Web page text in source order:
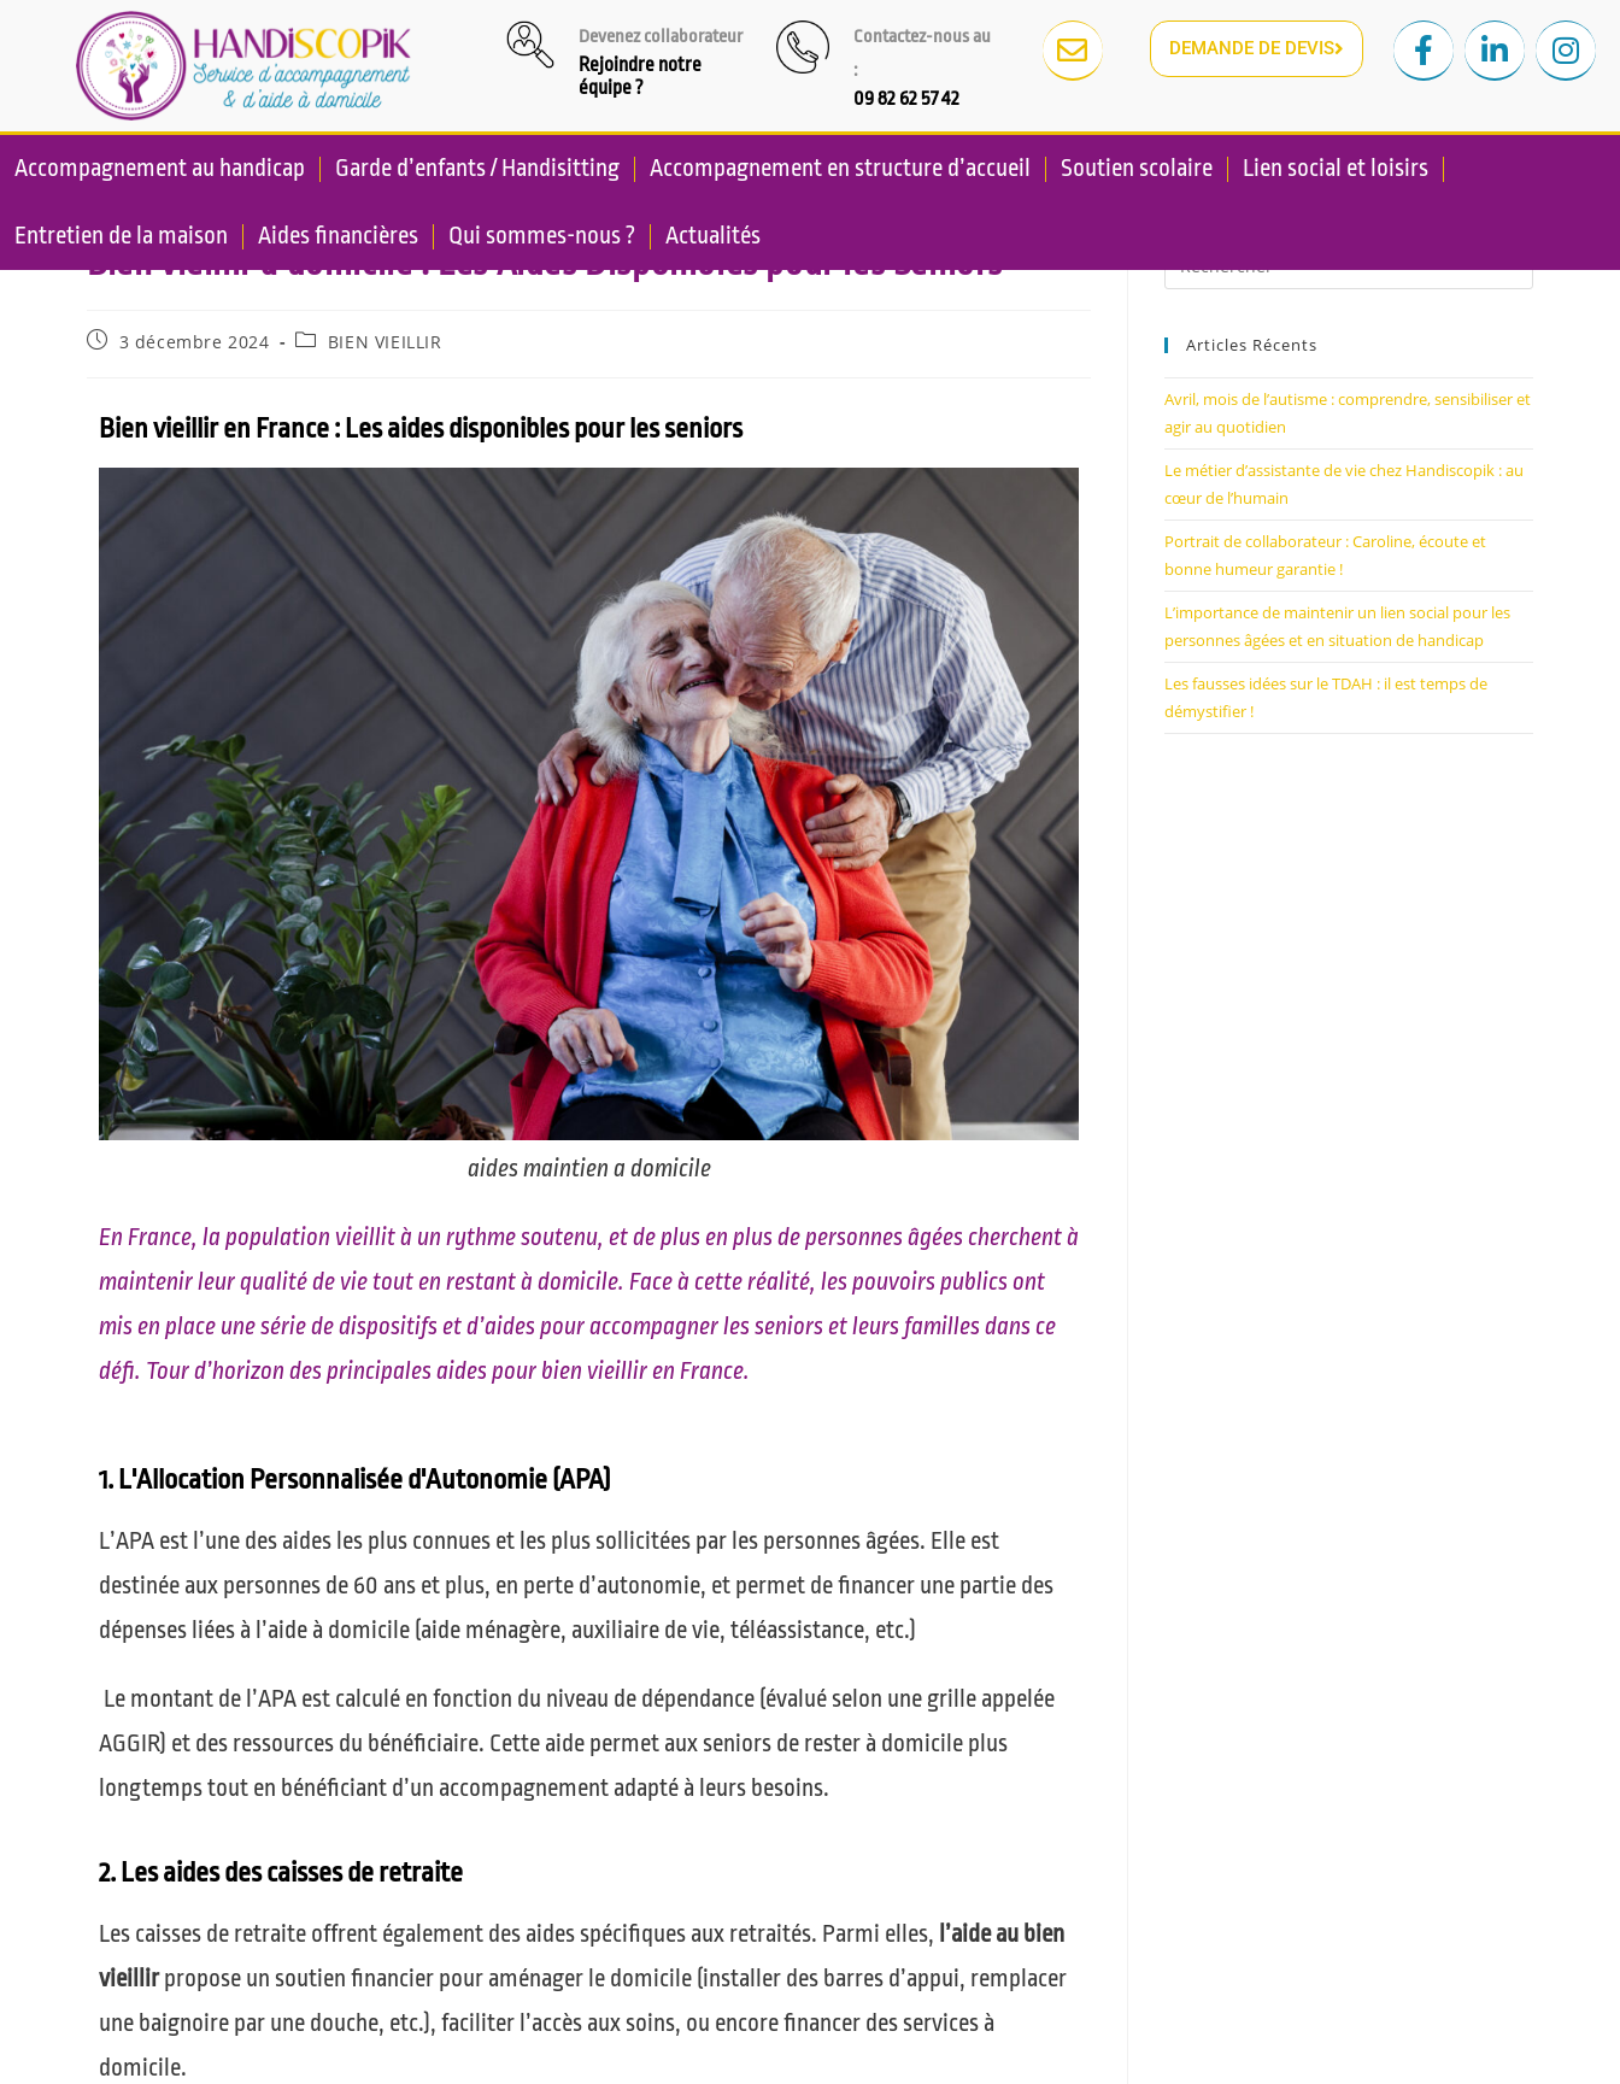
Devenez collaborateur
Rejoindre notre
équipe ?
Contactez-nous au
:
09 82 62 57 42
DEMANDE DE DEVIS
Accompagnement au handicap Garde d’enfants / Handisitting Accompagnement en structure d’accueil Soutien scolaire Lien social et loisirs
Entretien de la maison Aides financières Qui sommes-nous ? Actualités
Bien vieillir à domicile : Les Aides Disponibles pour les Seniors
3 décembre 2024 BIEN VIEILLIR
Bien vieillir en France : Les aides disponibles pour les seniors
aides maintien a domicile
En France, la population vieillit à un rythme soutenu, et de plus en plus de personnes âgées cherchent à
maintenir leur qualité de vie tout en restant à domicile. Face à cette réalité, les pouvoirs publics ont
mis en place une série de dispositifs et d’aides pour accompagner les seniors et leurs familles dans ce
défi. Tour d’horizon des principales aides pour bien vieillir en France.
1. L'Allocation Personnalisée d'Autonomie (APA)
L’APA est l’une des aides les plus connues et les plus sollicitées par les personnes âgées. Elle est
destinée aux personnes de 60 ans et plus, en perte d’autonomie, et permet de financer une partie des
dépenses liées à l’aide à domicile (aide ménagère, auxiliaire de vie, téléassistance, etc.)
Le montant de l’APA est calculé en fonction du niveau de dépendance (évalué selon une grille appelée
AGGIR) et des ressources du bénéficiaire. Cette aide permet aux seniors de rester à domicile plus
longtemps tout en bénéficiant d’un accompagnement adapté à leurs besoins.
2. Les aides des caisses de retraite
Les caisses de retraite offrent également des aides spécifiques aux retraités. Parmi elles, l’aide au bien
vieillirpropose un soutien financier pour aménager le domicile (installer des barres d’appui, remplacer
une baignoire par une douche, etc.), faciliter l’accès aux soins, ou encore financer des services à
domicile.
Articles Récents
Avril, mois de l’autisme : comprendre, sensibiliser et
agir au quotidien
​​Le métier d’assistante de vie chez Handiscopik : au
cœur de l’humain
Portrait de collaborateur : Caroline, écoute et
bonne humeur garantie !
L’importance de maintenir un lien social pour les
personnes âgées et en situation de handicap
Les fausses idées sur le TDAH : il est temps de
démystifier !